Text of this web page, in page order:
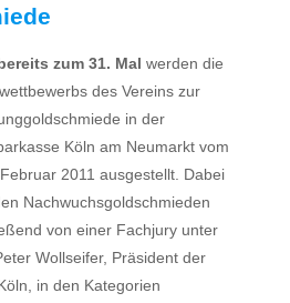
zum 31. Mal werden die
des Vereins zur
in der
Köln am Neumarkt vom
2011 ausgestellt. Dabei
Nachwuchsgoldschmieden
von einer Fachjury unter
Wollseifer, Präsident der
in den Kategorien